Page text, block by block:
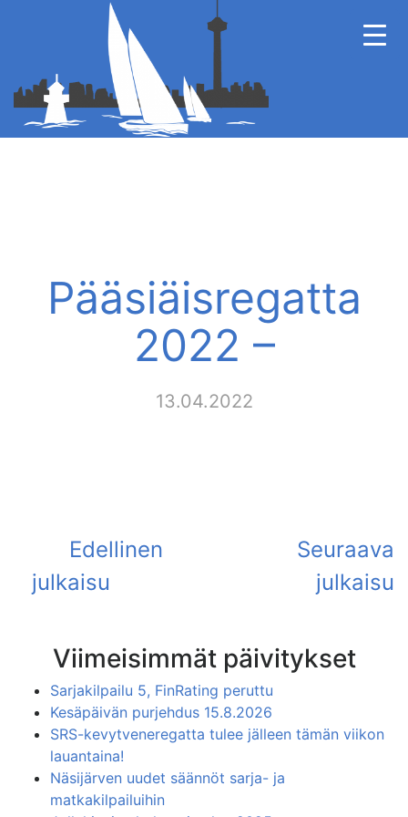
Pääsiäisregatta
2022 –
13.04.2022
Viimeisimmät päivitykset
Sarjakilpailu 5, FinRating peruttu
Kesäpäivän purjehdus 15.8.2026
SRS-kevytveneregatta tulee jälleen tämän viikon
lauantaina!
Näsijärven uudet säännöt sarja- ja
matkakilpailuihin